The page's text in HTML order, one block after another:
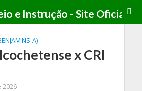
A)
x CRI
2026